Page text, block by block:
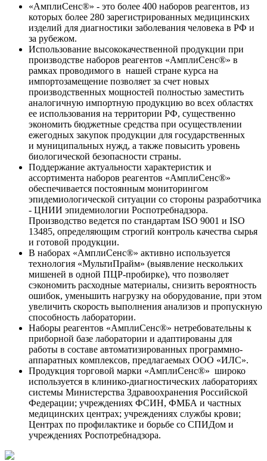
«АмплиСенс®» - это более 400 наборов реагентов, из
которых более 280 зарегистрированных медицинских
изделий для диагностики заболевания человека в РФ и
за рубежом.
Использование высококачественной продукции при
производстве наборов реагентов «АмплиСенс®» в
рамках проводимого в нашей стране курса на
импортозамещение позволяет за счет новых
производственных мощностей полностью заместить
аналогичную импортную продукцию во всех областях
ее использования на территории РФ, существенно
экономить бюджетные средства при осуществлении
ежегодных закупок продукции для государственных
и муниципальных нужд, а также повысить уровень
биологической безопасности страны.
Поддержание актуальности характеристик и
ассортимента наборов реагентов «АмплиСенс®»
обеспечивается постоянным мониторингом
эпидемиологической ситуации со стороны разработчика
- ЦНИИ эпидемиологии Роспотребнадзора.
Производство ведется по стандартам ISO 9001 и ISO
13485, определяющим строгий контроль качества сырья
и готовой продукции.
В наборах «АмплиСенс®» активно используется
технология «МультиПрайм» (выявление нескольких
мишеней в одной ПЦР-пробирке), что позволяет
сэкономить расходные материалы, снизить вероятность
ошибок, уменьшить нагрузку на оборудование, при этом
увеличить скорость выполнения анализов и пропускную
способность лаборатории.
Наборы реагентов «АмплиСенс®» нетребовательны к
приборной базе лаборатории и адаптированы для
работы в составе автоматизированных программно-
аппаратных комплексов, предлагаемых ООО «ИЛС».
Продукция торговой марки «АмплиСенс®» широко
используется в клинико-диагностических лабораториях
системы Министерства Здравоохранения Российской
Федерации; учреждениях ФСИН, ФМБА и частных
медицинских центрах; учреждениях службы крови;
Центрах по профилактике и борьбе со СПИДом и
учреждениях Роспотребнадзора.